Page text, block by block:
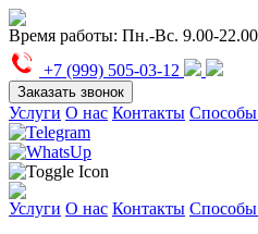
Время работы: Пн.-Вс. 9.00-22.00
+7 (999) 505-03-12
Заказать звонок
Услуги О нас Контакты
Услуги О нас Контакты